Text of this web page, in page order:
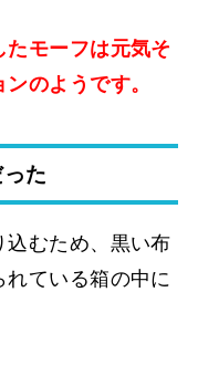
モーフは元気そ
のようです。
た
込むため、黒い布
ている箱の中に